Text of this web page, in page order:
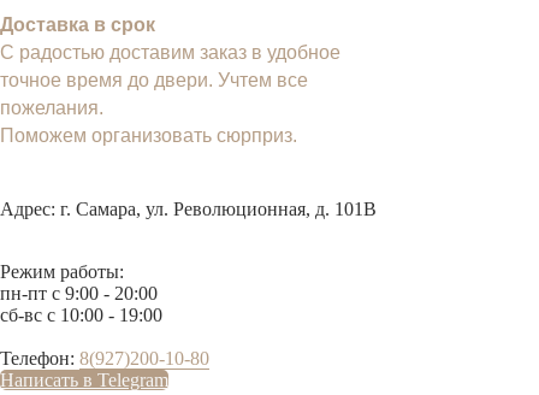
Доставка в срок
С радостью доставим заказ в удобное
точное время до двери. Учтем все
пожелания.
Поможем организовать сюрприз.
Адрес: г. Самара, ул. Революционная, д. 101В
Режим работы:
пн-пт с 9:00 - 20:00
сб-вс с 10:00 - 19:00
Телефон: 8(927)200-10-80
Написать в Telegram